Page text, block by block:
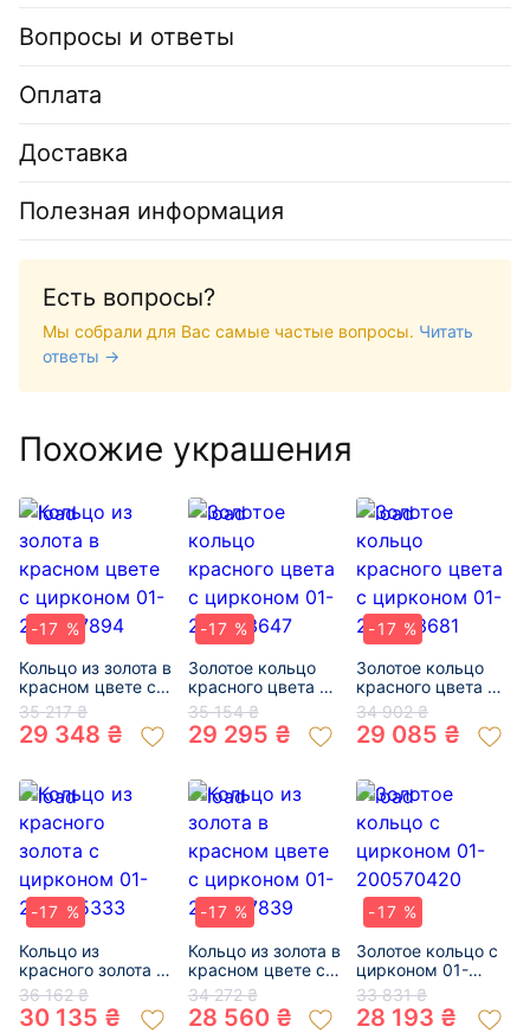
Вопросы и ответы
Оплата
Доставка
Полезная информация
Есть вопросы?
Мы собрали для Вас самые частые вопросы. Читать
ответы →
Похожие украшения
-17 %
Кольцо из золота в
красном цвете с
цирконом 01-
200437894
35 217 ₴
29 348 ₴
-17 %
Золотое кольцо
красного цвета с
цирконом 01-
200473647
35 154 ₴
29 295 ₴
-17 %
Золотое кольцо
красного цвета с
цирконом 01-
200633681
34 902 ₴
29 085 ₴
-17 %
Кольцо из
красного золота с
цирконом 01-
200535333
36 162 ₴
30 135 ₴
-17 %
Кольцо из золота в
красном цвете с
цирконом 01-
200627839
34 272 ₴
28 560 ₴
-17 %
Золотое кольцо с
цирконом 01-
200570420
33 831 ₴
28 193 ₴